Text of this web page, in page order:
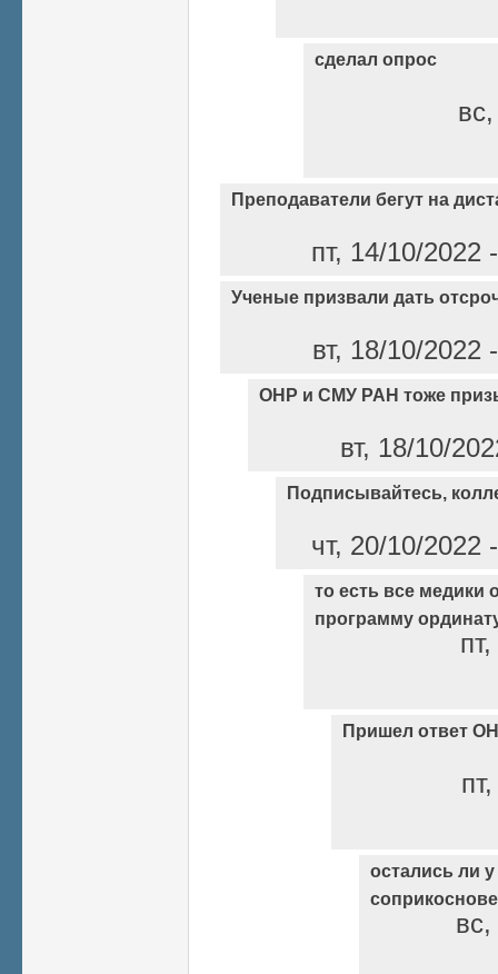
сделал опрос
Преподаватели бегут на
пт, 14/10/
Ученые призвали дать
вт, 18/10/
ОНР и СМУ РАН тоже
вт, 18/10/
Подписывайтесь,
чт, 20/10/
то есть все медики
программу
Пришел ответ
остались ли у